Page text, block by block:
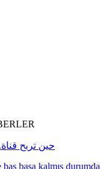
حين تربح
başa kalmış durumda